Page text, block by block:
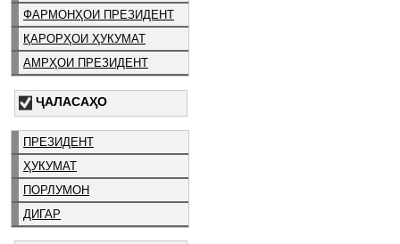
ФАРМОНҲОИ ПРЕЗИДЕНТ
ҚАРОРҲОИ ҲУКУМАТ
АМРҲОИ ПРЕЗИДЕНТ
ҶАЛАСАҲО
ПРЕЗИДЕНТ
ҲУКУМАТ
ПОРЛУМОН
ДИГАР